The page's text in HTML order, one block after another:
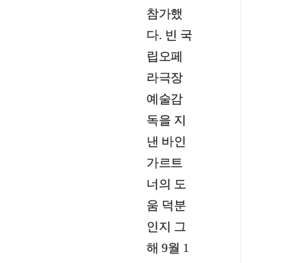
참가했
다. 빈 국
립오페
라극장
예술감
독을 지
낸 바인
가르트
너의 도
움 덕분
인지 그
해 9월 1